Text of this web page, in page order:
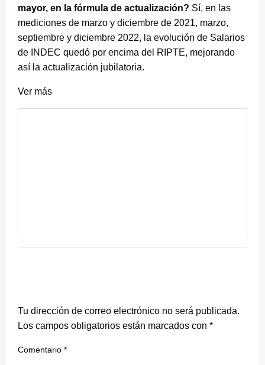
mayor, en la fórmula de actualización? Sí, en las
mediciones de marzo y diciembre de 2021, marzo,
septiembre y diciembre 2022, la evolución de Salarios
de INDEC quedó por encima del RIPTE, mejorando
así la actualización jubilatoria.
Ver más
Tu dirección de correo electrónico no será publicada.
Los campos obligatorios están marcados con *
Comentario *